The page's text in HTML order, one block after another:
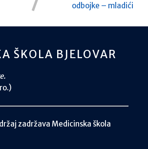
odbojke – mladići
ŠKOLA BJELOVAR
zadržava Medicinska škola